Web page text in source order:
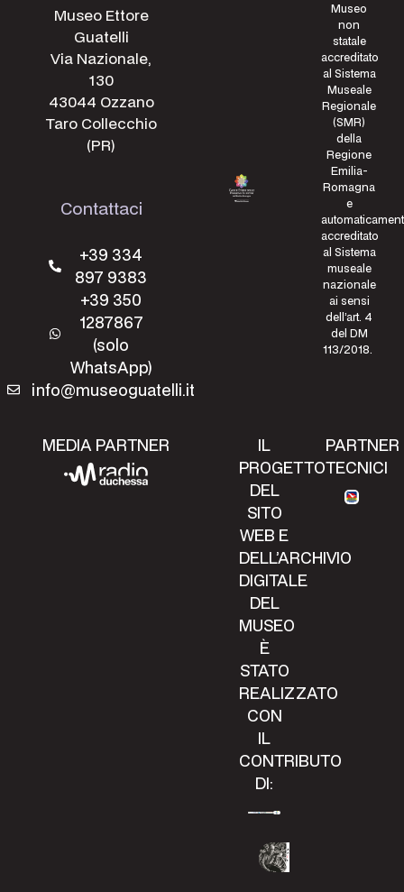
Museo Ettore
Guatelli
Via Nazionale,
130
43044 Ozzano
Taro Collecchio
(PR)
Contattaci
+39 334
897 9383
+39 350
1287867
(solo
WhatsApp)
info@museoguatelli.it
Museo
non
statale
accreditato
al Sistema
Museale
Regionale
(SMR)
della
Regione
Emilia-
Romagna
e
accreditato
al Sistema
museale
nazionale
ai sensi
dell’art. 4
del DM
113/2018.
MEDIA PARTNER
IL
PROGETTO
DEL
SITO
WEB E
DELL’ARCHIVIO
DIGITALE
DEL
MUSEO
È
STATO
REALIZZATO
CON
IL
CONTRIBUTO
DI:
PARTNER
TECNICI